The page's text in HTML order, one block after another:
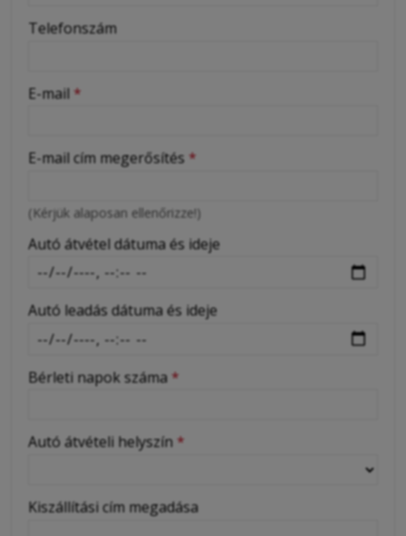
-
-
-
-
-
Telefonszám
E-mail *
E-mail cím megerősítés *
(Kérjük alaposan ellenőrizze!)
Autó átvétel dátuma és ideje
Autó leadás dátuma és ideje
Bérleti napok száma *
Autó átvételi helyszín *
Kiszállítási cím megadása